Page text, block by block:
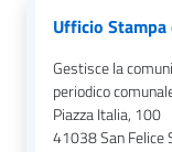
argomenti...
Ufficio
Gestisce la
periodico
Piazza Italia, 100
41038San Felice